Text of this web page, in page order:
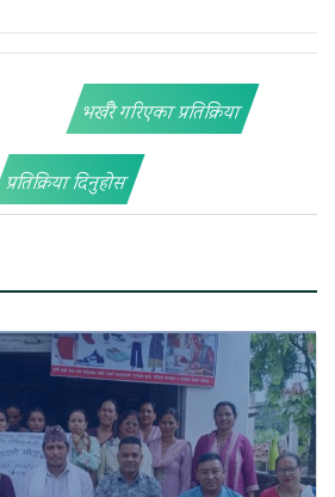
भर्खरै गरिएका प्रतिक्रिया
प्रतिक्रिया दिनुहोस